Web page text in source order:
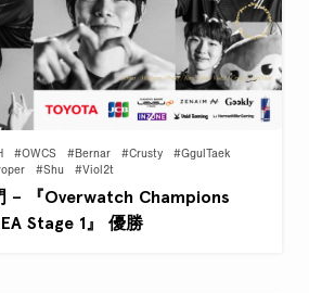
#OWCS #Bernar #Crusty
#GgulTaek
#Shu #Viol2t
– 『Overwatch Champions
Stage 1』 優勝